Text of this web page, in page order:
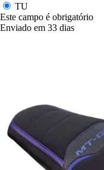
TU
Este campo é obrigatório
Enviado em 33 dias